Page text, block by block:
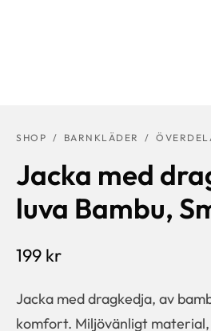
SHOP / BARNKLÄDER /
Jacka med
luva Bambu,
199 kr
Jacka med dragkedja, av
komfort. Miljövänligt